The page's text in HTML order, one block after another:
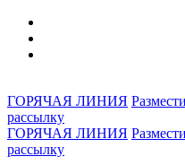
ГОРЯЧАЯ ЛИНИЯ
рассылку
ГОРЯЧАЯ ЛИНИЯ
рассылку